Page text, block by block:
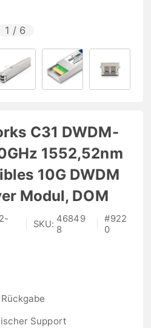
1 / 6
C31 DWDM-
1552,52nm
10G DWDM
Modul, DOM
SKU: 46849
8
#922
0
Support